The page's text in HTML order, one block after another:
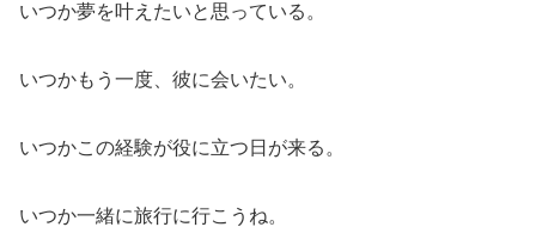
いつか夢を叶えたいと思っている。
いつかもう一度、彼に会いたい。
いつかこの経験が役に立つ日が来る。
いつか一緒に旅行に行こうね。